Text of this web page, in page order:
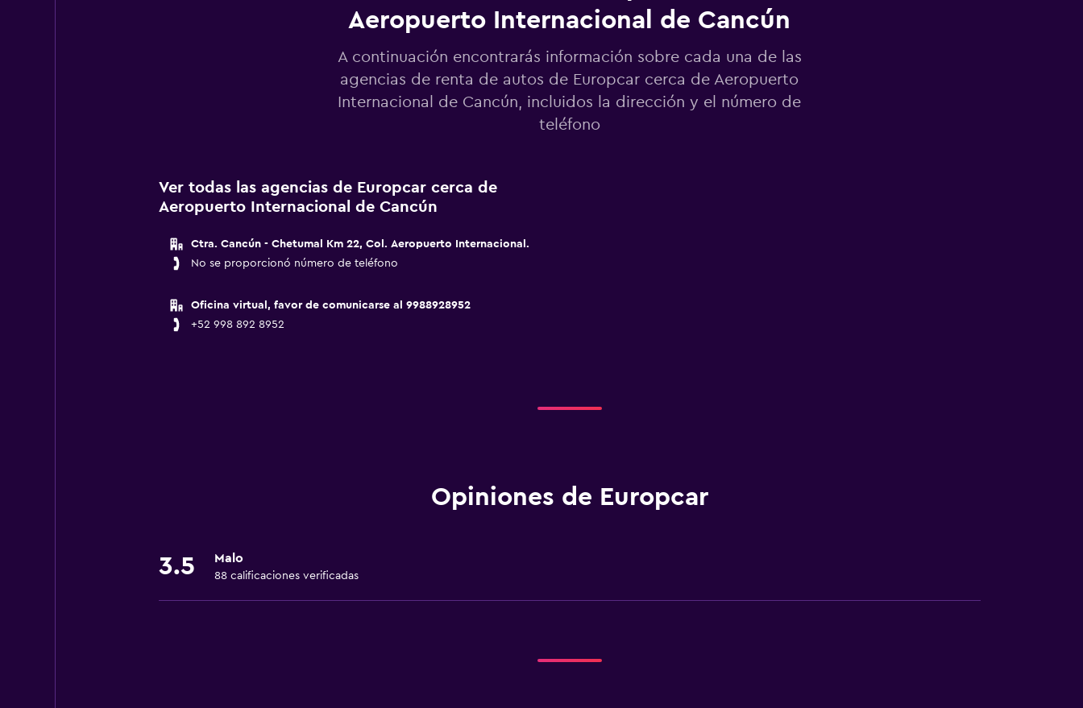
Aeropuerto Internacional de Cancún
A continuación encontrarás información sobre cada una de las
agencias de renta de autos de Europcar cerca de Aeropuerto
Internacional de Cancún, incluidos la dirección y el número de
teléfono
Ver todas las agencias de Europcar cerca de
Aeropuerto Internacional de Cancún
Ctra. Cancún - Chetumal Km 22, Col. Aeropuerto Internacional.
No se proporcionó número de teléfono
Oficina virtual, favor de comunicarse al 9988928952
+52 998 892 8952
Opiniones de Europcar
3.5 Malo
88 calificaciones verificadas